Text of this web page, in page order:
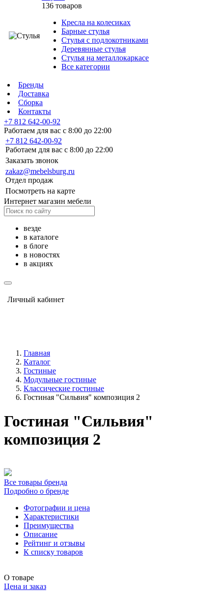
136 товаров
Кресла на колесиках
Барные стулья
Стулья с подлокотниками
Деревянные стулья
Стулья на металлокаркасе
Все категории
Бренды
Доставка
Сборка
Контакты
+7 812 642-00-92
Работаем для вас с 8:00 до 22:00
+7 812 642-00-92
Работаем для вас с 8:00 до 22:00
Заказать звонок
zakaz@mebelsburg.ru
Отдел продаж
Посмотреть на карте
Интернет магазин мебели
везде
в каталоге
в блоге
в новостях
в акциях
Личный кабинет
Главная
Каталог
Гостиные
Модульные гостиные
Классические гостиные
Гостиная "Сильвия" композиция 2
Гостиная "Сильвия"
композиция 2
Все товары бренда
Подробно о бренде
Фотографии и цена
Характеристики
Преимущества
Описание
Рейтинг и отзывы
К списку товаров
О товаре
Цена и заказ